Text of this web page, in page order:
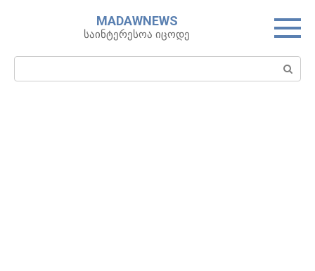
MADAWNEWS
საინტერესოა იცოდე
Search: